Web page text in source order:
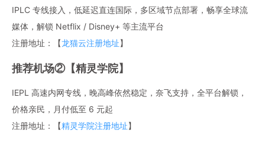
IPLC 专线接入，低延迟直连国际，多区域节点部署，畅享全球流
媒体，解锁 Netflix / Disney+ 等主流平台
注册地址：【龙猫云注册地址】
推荐机场②【精灵学院】
IEPL 高速内网专线，晚高峰依然稳定，奈飞支持，全平台解锁，
价格亲民，月付低至 6 元起
注册地址：【精灵学院注册地址】